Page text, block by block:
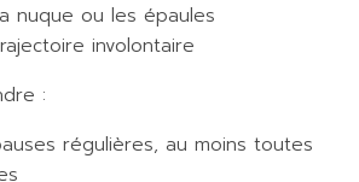
nuque ou les épaules
involontaire
:
régulières, au moins toutes